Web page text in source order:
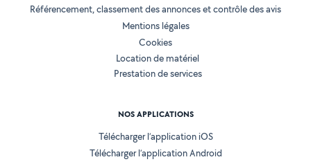
Référencement, classement des annonces et contrôle des avis
Mentions légales
Cookies
Location de matériel
Prestation de services
NOS APPLICATIONS
Télécharger l’application iOS
Télécharger l’application Android